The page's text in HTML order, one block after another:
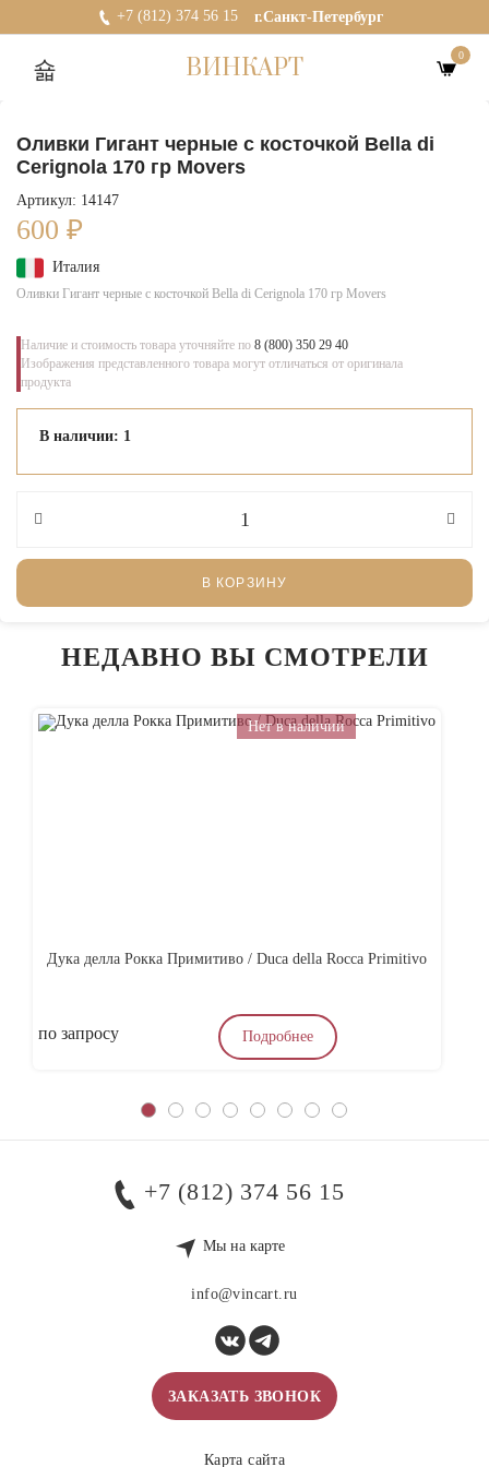
+7 (812) 374 56 15 г.Санкт-Петербург
ВИНКАРТ 0
Оливки Гигант черные с косточкой Bella di
Cerignola 170 гр Movers
Артикул: 14147
600 ₽
Италия
Оливки Гигант черные с косточкой Bella di Cerignola 170 гр Movers
Наличие и стоимость товара уточняйте по 8 (800) 350 29 40
Изображения представленного товара могут отличаться от оригинала
продукта
В наличии: 1
В КОРЗИНУ
НЕДАВНО ВЫ СМОТРЕЛИ
Нет в наличии
Дука делла Рокка Примитиво / Duca della Rocca Primitivo
по запросу Подробнее
+7 (812) 374 56 15
Мы на карте
info@vincart.ru
ЗАКАЗАТЬ ЗВОНОК
Карта сайта